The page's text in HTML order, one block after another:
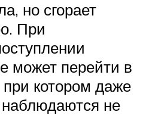
но сгорает
При
может перейти в
котором даже
не